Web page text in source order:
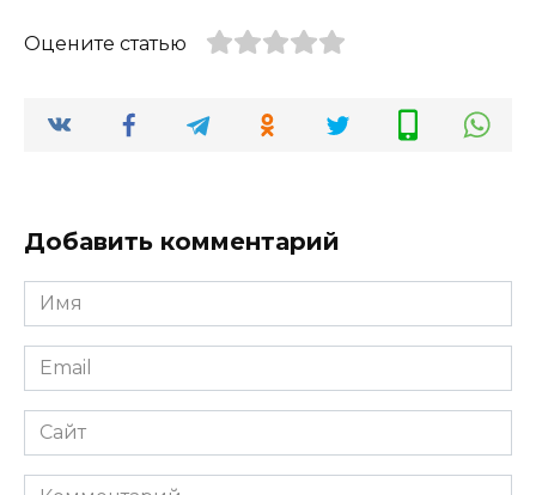
Оцените статью
Добавить комментарий
Имя
Email
Сайт
Комментарий